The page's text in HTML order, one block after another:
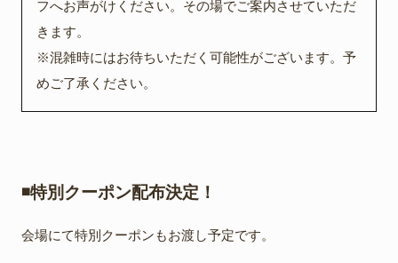
フへお声がけください。その場でご案内させていただ
きます。
※混雑時にはお待ちいただく可能性がございます。予
めご了承ください。
◾️特別クーポン配布決定！
会場にて特別クーポンもお渡し予定です。